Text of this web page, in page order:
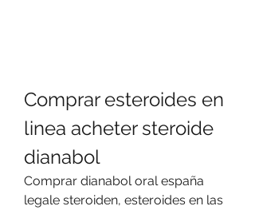
Comprar esteroides en
linea acheter steroide
dianabol
Comprar dianabol oral españa
legale steroiden, esteroides en las